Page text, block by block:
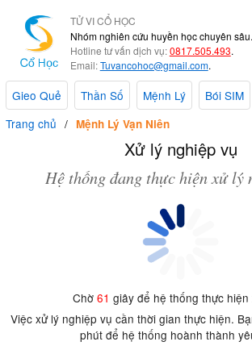
TỬ VI CỔ HỌC
Nhóm nghiên cứu huyền học chuyên sâu.
Hotline tư vấn dịch vụ:0817.505.493.
Email:Tuvancohoc@gmail.com.
Gieo Quẻ Thần Số Mệnh Lý
Bói SIM
Trang chủ
Mệnh Lý Vạn Niên
Xử lý nghiệp vụ
Hệ thống đang thực hiện xử lý
Chờ61 giây để hệ thống thực hiện
Việc xử lý nghiệp vụ cần thời gian thực hiện.
phút để hệ thống hoành thành